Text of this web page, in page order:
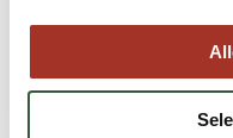
Neem contact